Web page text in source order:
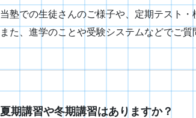
当塾での生徒さんのご様子や、定期テスト
また、進学のことや受験システムなどでご
夏期講習や冬期講習はありますか？